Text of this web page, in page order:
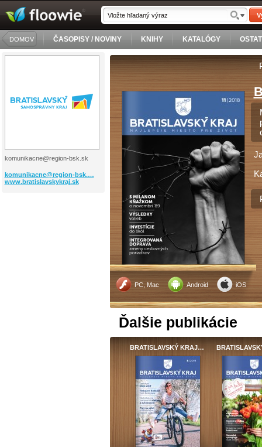
DOMOV ČASOPISY / NOVINY KNIHY KATALÓGY
komunikacne@region-bsk.sk
komunikacne@region-bsk.…
www.bratislavskykraj.sk
PC, Mac Android iOS
Ďalšie publikácie
BRATISLAVSKÝ KRAJ…